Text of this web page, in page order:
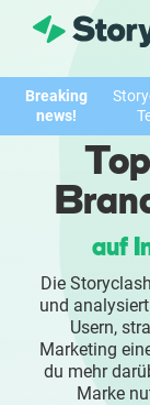
Produkt
FEATURES
KI-
Brand
Reporting &
Breaking
news!
auf
Die
und
Usern,
Marketing
du mehr
Marke